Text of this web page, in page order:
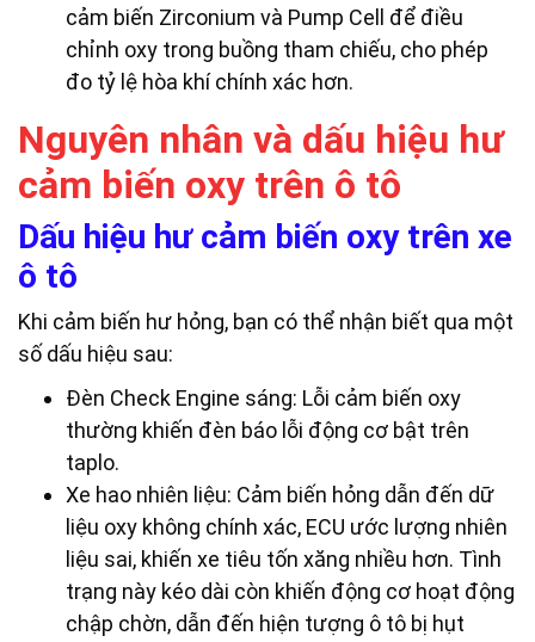
cảm biến Zirconium và Pump Cell để điều
chỉnh oxy trong buồng tham chiếu, cho phép
đo tỷ lệ hòa khí chính xác hơn.
Nguyên nhân và dấu hiệu hư
cảm biến oxy trên ô tô
Dấu hiệu hư cảm biến oxy trên xe
ô tô
Khi cảm biến hư hỏng, bạn có thể nhận biết qua một
số dấu hiệu sau:
Đèn Check Engine sáng: Lỗi cảm biến oxy
thường khiến đèn báo lỗi động cơ bật trên
taplo.
Xe hao nhiên liệu: Cảm biến hỏng dẫn đến dữ
liệu oxy không chính xác, ECU ước lượng nhiên
liệu sai, khiến xe tiêu tốn xăng nhiều hơn. Tình
trạng này kéo dài còn khiến động cơ hoạt động
chập chờn, dẫn đến hiện tượng ô tô bị hụt